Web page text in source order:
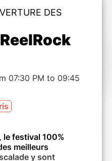
DES
07:30 PM to 09:45
le festival 100%
meilleurs
y sont